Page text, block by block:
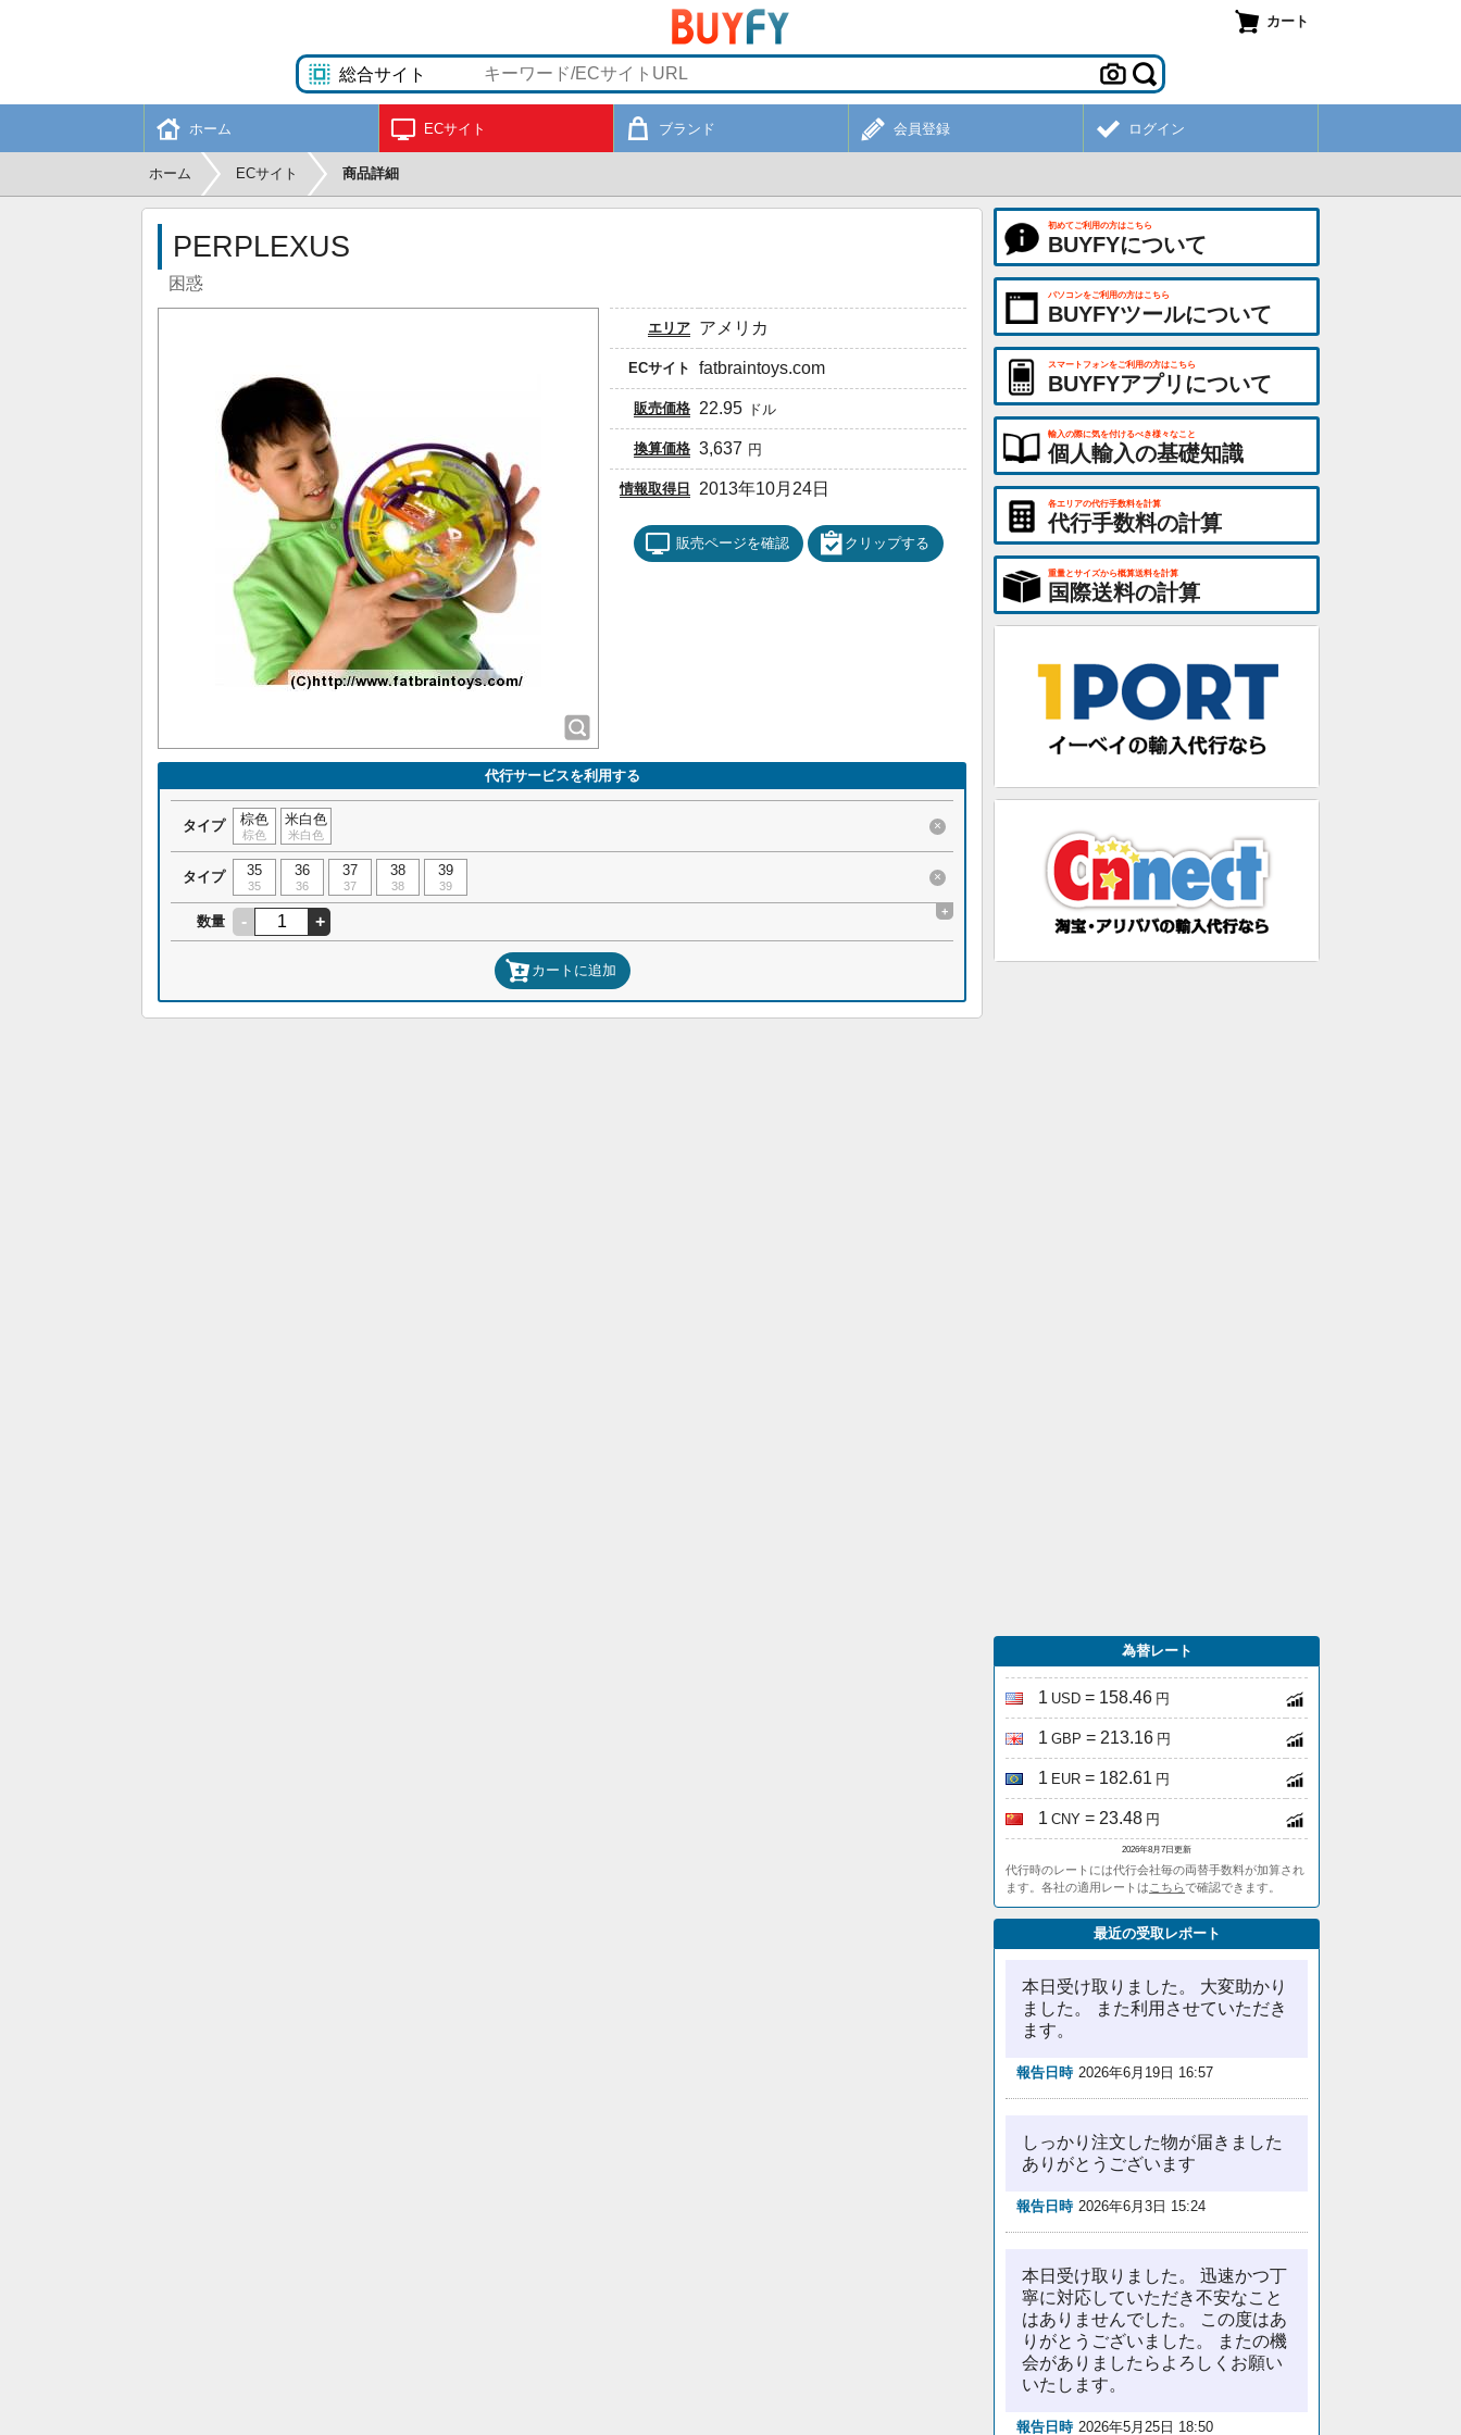
カート
ホーム ECサイト ブランド 会員登録 ログイン
ホーム ECサイト 商品詳細
PERPLEXUS
困惑
エリア アメリカ
ECサイト fatbraintoys.com
販売価格 22.95 ドル
換算価格 3,637 円
情報取得日 2013年10月24日
販売ページを確認 クリップする
代行サービスを利用する
タイプ 棕色
棕色
米白色
米白色
×
タイプ 35
35
36
36
37
37
38
38
39
39
×
数量 - +
+
カートに追加
初めてご利用の方はこちら
BUYFYについて
パソコンをご利用の方はこちら
BUYFYツールについて
スマートフォンをご利用の方はこちら
BUYFYアプリについて
輸入の際に気を付けるべき様々なこと
個人輸入の基礎知識
各エリアの代行手数料を計算
代行手数料の計算
重量とサイズから概算送料を計算
国際送料の計算
為替レート
1 USD = 158.46 円
1 GBP = 213.16 円
1 EUR = 182.61 円
1 CNY = 23.48 円
2026年8月7日更新
代行時のレートには代行会社毎の両替手数料が加算され
ます。各社の適用レートは こちらで確認できます。
最近の受取レポート
本日受け取りました。 大変助かり
ました。 また利用させていただき
ます。
報告日時 2026年6月19日 16:57
しっかり注文した物が届きました
ありがとうございます
報告日時 2026年6月3日 15:24
本日受け取りました。 迅速かつ丁
寧に対応していただき不安なこと
はありませんでした。 この度はあ
りがとうございました。 またの機
会がありましたらよろしくお願い
いたします。
報告日時 2026年5月25日 18:50